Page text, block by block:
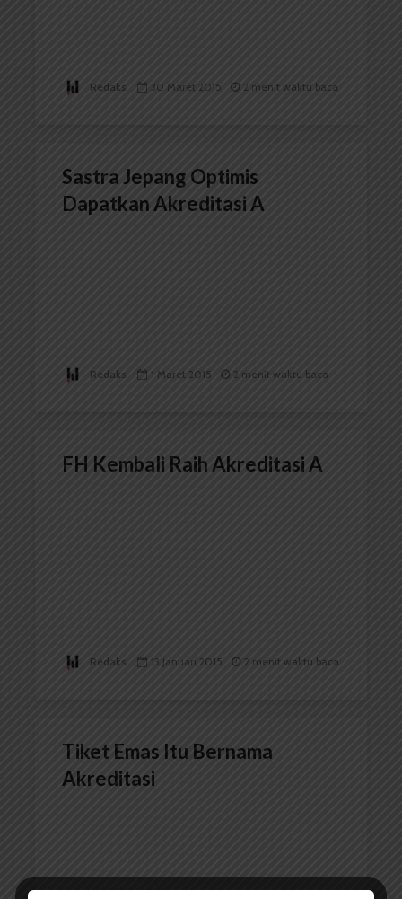
Redaksi 30 Maret 2015 2 menit waktu baca
Sastra Jepang Optimis
Dapatkan Akreditasi A
Redaksi 1 Maret 2015 2 menit waktu baca
FH Kembali Raih Akreditasi A
Redaksi 13 Januari 2015 2 menit waktu baca
Tiket Emas Itu Bernama
Akreditasi